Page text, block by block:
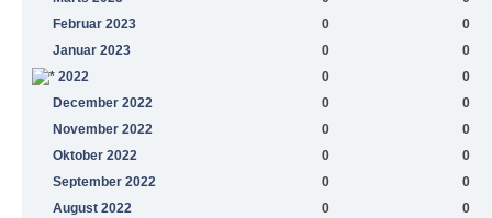
Februar 2023
0
0
Januar 2023
0
0
2022
0
0
December 2022
0
0
November 2022
0
0
Oktober 2022
0
0
September 2022
0
0
August 2022
0
0